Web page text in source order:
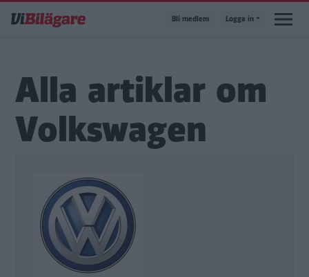
till
Bli medlem Logga in
Alla artiklar om
Volkswagen